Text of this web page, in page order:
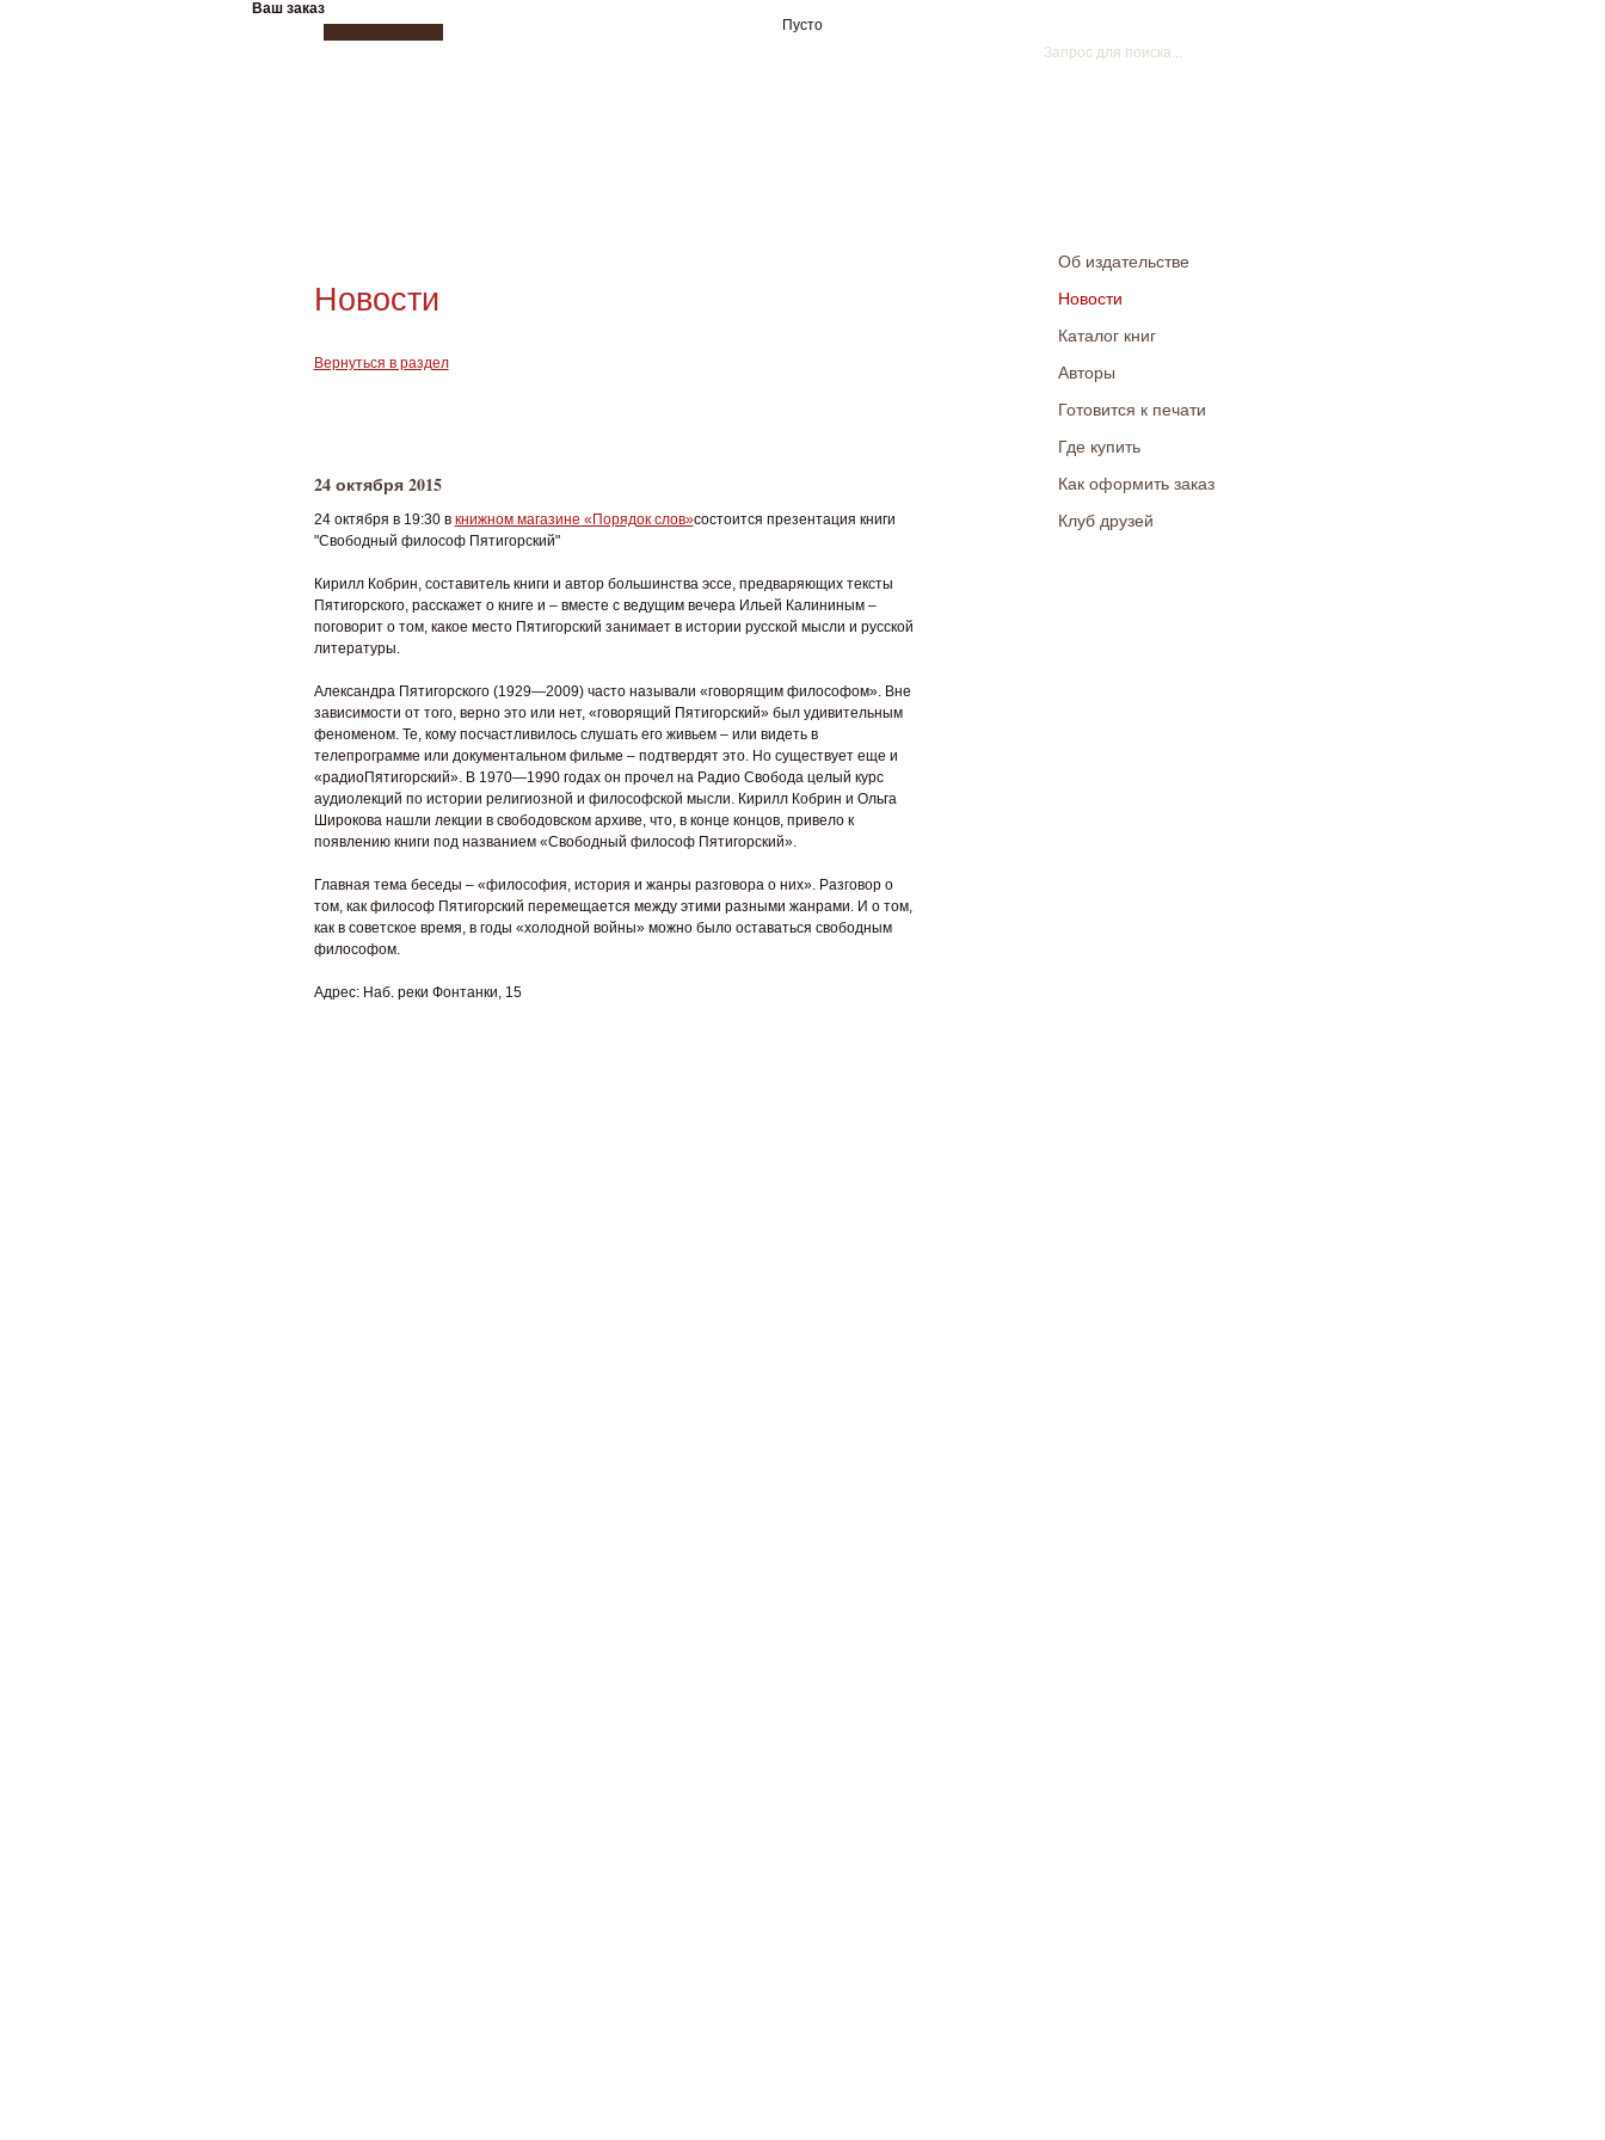
Ваш заказ
Пусто
Об издательстве
Новости
Каталог книг
Авторы
Готовится к печати
Где купить
Как оформить заказ
Клуб друзей
Новости
Вернуться в раздел
24 октября 2015
24 октября в 19:30 в книжном магазине «Порядок слов»состоится презентация книги
"Свободный философ Пятигорский"
Кирилл Кобрин, составитель книги и автор большинства эссе, предваряющих тексты
Пятигорского, расскажет о книге и – вместе с ведущим вечера Ильей Калининым –
поговорит о том, какое место Пятигорский занимает в истории русской мысли и русской
литературы.
Александра Пятигорского (1929—2009) часто называли «говорящим философом». Вне
зависимости от того, верно это или нет, «говорящий Пятигорский» был удивительным
феноменом. Те, кому посчастливилось слушать его живьем – или видеть в
телепрограмме или документальном фильме – подтвердят это. Но существует еще и
«радиоПятигорский». В 1970—1990 годах он прочел на Радио Свобода целый курс
аудиолекций по истории религиозной и философской мысли. Кирилл Кобрин и Ольга
Широкова нашли лекции в свободовском архиве, что, в конце концов, привело к
появлению книги под названием «Свободный философ Пятигорский».
Главная тема беседы – «философия, история и жанры разговора о них». Разговор о
том, как философ Пятигорский перемещается между этими разными жанрами. И о том,
как в советское время, в годы «холодной войны» можно было оставаться свободным
философом.
Адрес: Наб. реки Фонтанки, 15